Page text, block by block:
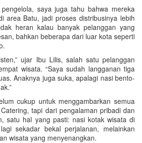
saya juga tahu bahwa mereka
area Batu, jadi proses distribusinya lebih
heran kalau banyak pelanggan yang
bahkan beberapa dari luar kota seperti
ujar Ibu Lilis, salah satu pelanggan
wisata. “Saya sudah langganan tiga
Anaknya juga suka, apalagi nasi bento-
cukup untuk menggambarkan semua
tapi dari pengalaman pribadi dan
satu hal yang pasti: nasi kotak wisata di
sekadar bekal perjalanan, melainkan
wisata yang menyenangkan.